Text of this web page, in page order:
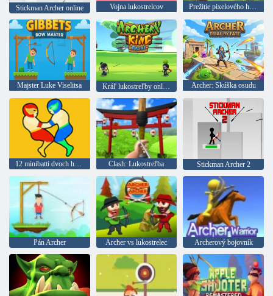
Stickman Archer online Vojna lukostrelcov Prežitie pixelového hrdinu
Majster Luke Viselitsa Kráľ lukostreľby online Archer: Skúška osudu
12 minibattí dvoch hráčov Clash: Lukostreľba Stickman Archer 2
Pán Archer Archer vs lukostrelec Archerový bojovník